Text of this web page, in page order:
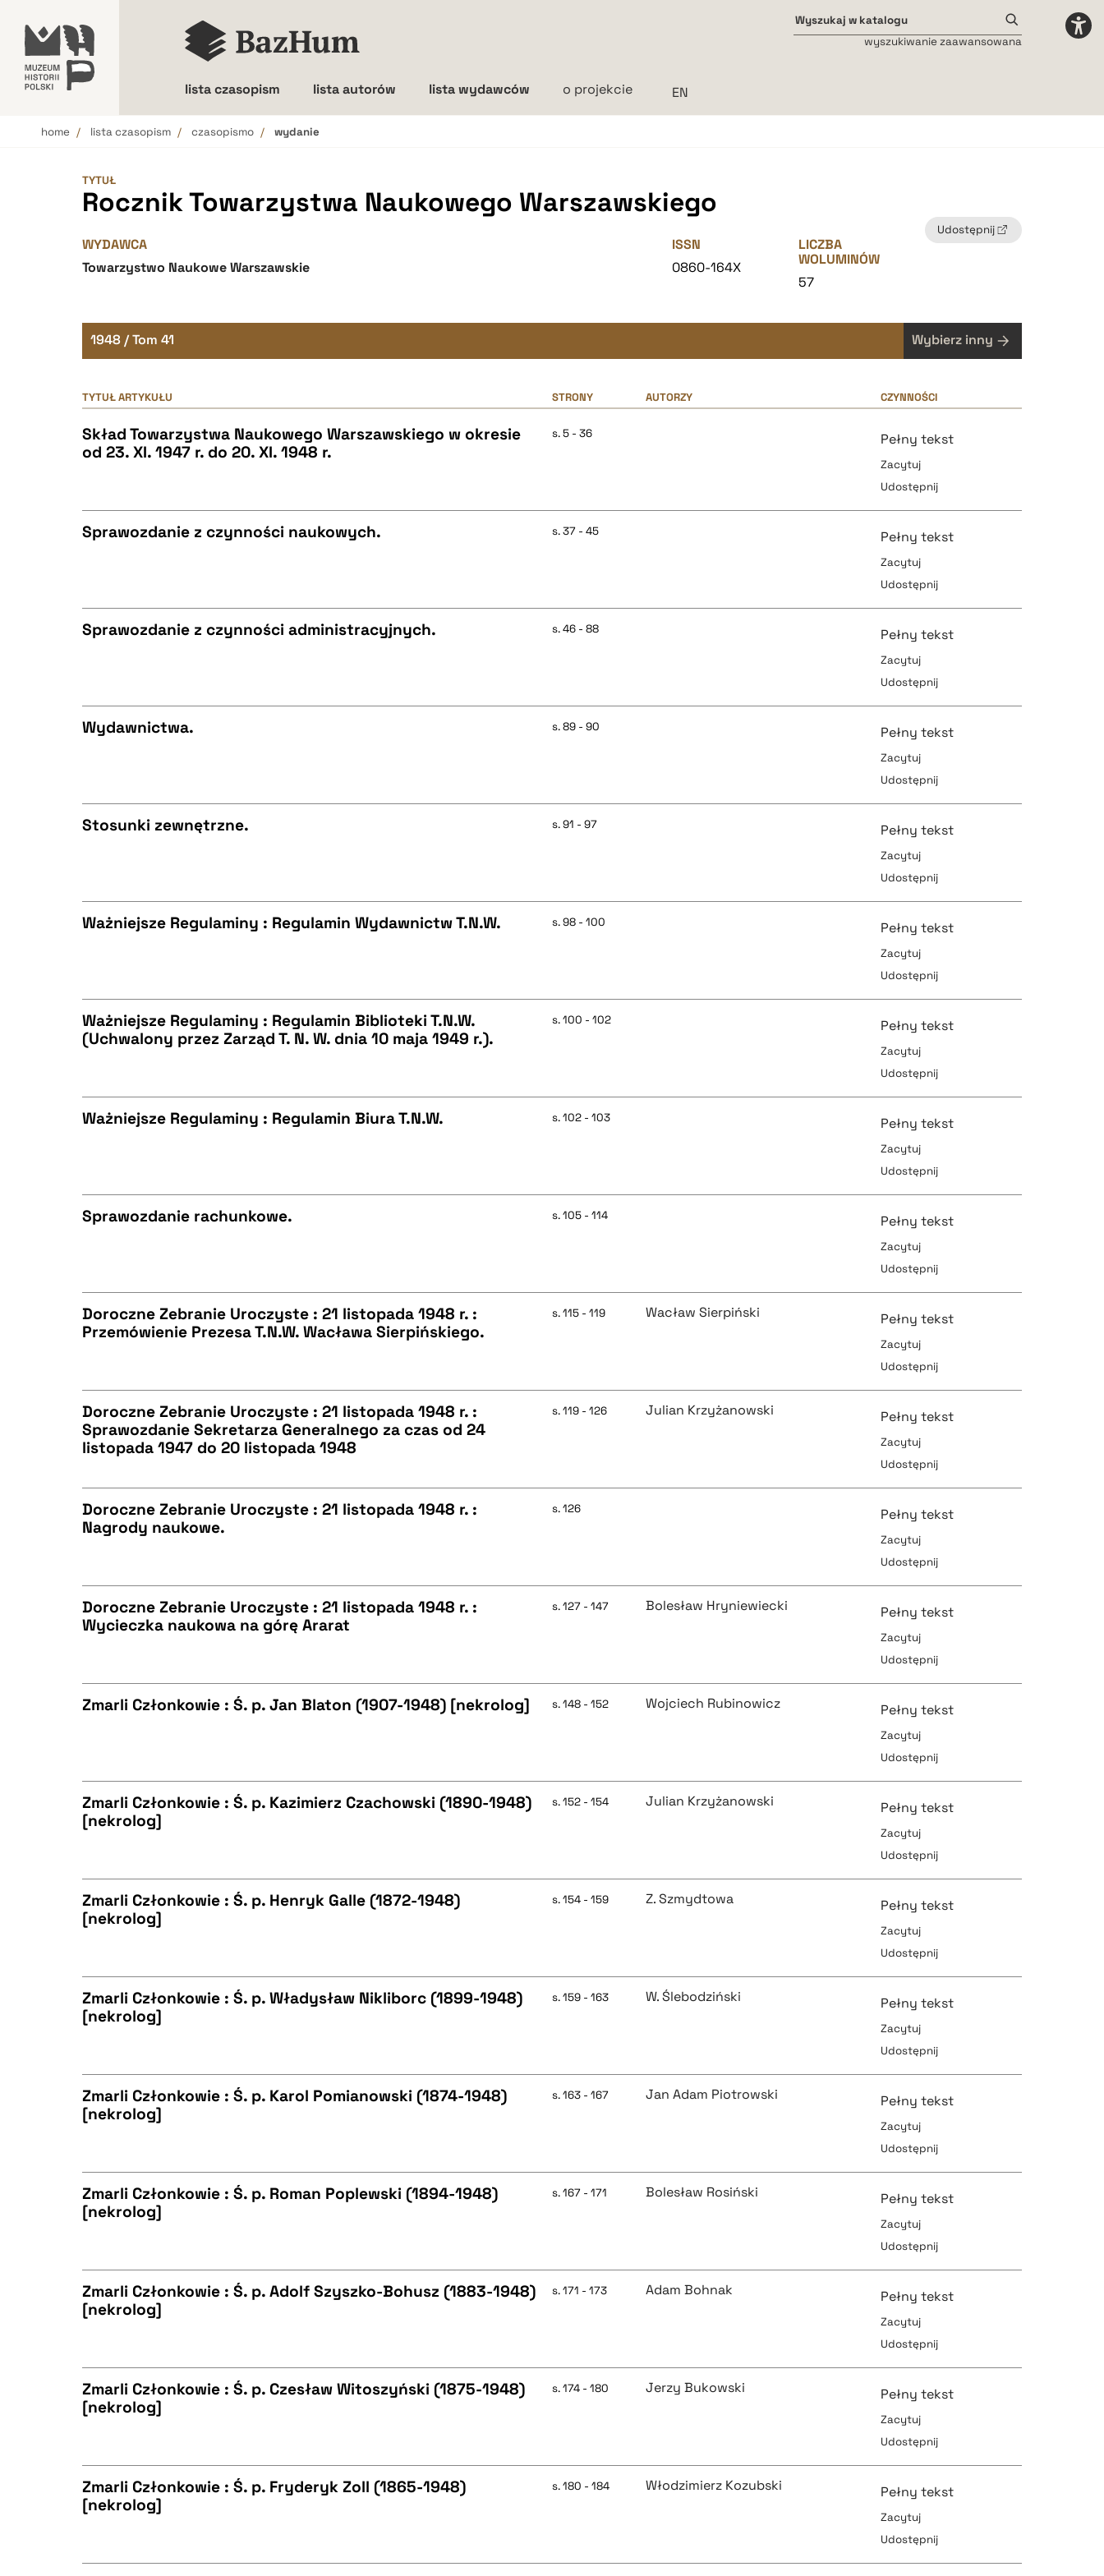
lista czasopism lista autorów lista wydawców o projekcie
wyszukiwanie zaawansowana
home lista czasopism czasopismo wydanie
TYTUŁ
Rocznik Towarzystwa Naukowego Warszawskiego
Udostępnij
WYDAWCA
Towarzystwo Naukowe Warszawskie
ISSN
0860-164X
LICZBA
WOLUMINÓW
57
1948 / Tom 41 Wybierz inny
TYTUŁ ARTYKUŁU STRONY AUTORZY CZYNNOŚCI
Skład Towarzystwa Naukowego Warszawskiego w okresie
od 23. XI. 1947 r. do 20. XI. 1948 r.
s. 5 - 36 Pełny tekst
Zacytuj
Udostępnij
pobierz cytat
Sprawozdanie z czynności naukowych. s. 37 - 45 Pełny tekst
Zacytuj
Udostępnij
pobierz cytat
Sprawozdanie z czynności administracyjnych. s. 46 - 88 Pełny tekst
Zacytuj
Udostępnij
pobierz cytat
Wydawnictwa. s. 89 - 90 Pełny tekst
Zacytuj
Udostępnij
pobierz cytat
Stosunki zewnętrzne. s. 91 - 97 Pełny tekst
Zacytuj
Udostępnij
pobierz cytat
Ważniejsze Regulaminy : Regulamin Wydawnictw T.N.W. s. 98 - 100 Pełny tekst
Zacytuj
Udostępnij
pobierz cytat
Ważniejsze Regulaminy : Regulamin Biblioteki T.N.W.
(Uchwalony przez Zarząd T. N. W. dnia 10 maja 1949 r.).
s. 100 - 102 Pełny tekst
Zacytuj
Udostępnij
pobierz cytat
Ważniejsze Regulaminy : Regulamin Biura T.N.W. s. 102 - 103 Pełny tekst
Zacytuj
Udostępnij
pobierz cytat
Sprawozdanie rachunkowe. s. 105 - 114 Pełny tekst
Zacytuj
Udostępnij
pobierz cytat
BIBTEX
Doroczne Zebranie Uroczyste : 21 listopada 1948 r. :
Przemówienie Prezesa T.N.W. Wacława Sierpińskiego.
s. 115 - 119 Wacław Sierpiński Pełny tekst
Zacytuj
Udostępnij
CZYSTY TEKST
pobierz cytat
Doroczne Zebranie Uroczyste : 21 listopada 1948 r. :
Sprawozdanie Sekretarza Generalnego za czas od 24
listopada 1947 do 20 listopada 1948
s. 119 - 126 Julian Krzyżanowski Pełny tekst
Zacytuj
Udostępnij
pobierz cytat
Doroczne Zebranie Uroczyste : 21 listopada 1948 r. :
Nagrody naukowe.
s. 126 Pełny tekst
Zacytuj
Udostępnij
pobierz cytat
Doroczne Zebranie Uroczyste : 21 listopada 1948 r. :
Wycieczka naukowa na górę Ararat
s. 127 - 147 Bolesław Hryniewiecki Pełny tekst
Zacytuj
Udostępnij
pobierz cytat
BIBTEX
Zmarli Członkowie : Ś. p. Jan Blaton (1907-1948) [nekrolog] s. 148 - 152 Wojciech Rubinowicz Pełny tekst
Zacytuj
Udostępnij
pobierz cytat
BIBTEX
Zmarli Członkowie : Ś. p. Kazimierz Czachowski (1890-1948)
[nekrolog]
s. 152 - 154 Julian Krzyżanowski Pełny tekst
Zacytuj
Udostępnij
pobierz cytat
BIBTEX
Zmarli Członkowie : Ś. p. Henryk Galle (1872-1948)
[nekrolog]
s. 154 - 159 Z. Szmydtowa Pełny tekst
Zacytuj
Udostępnij
pobierz cytat
BIBTEX
Zmarli Członkowie : Ś. p. Władysław Nikliborc (1899-1948)
[nekrolog]
s. 159 - 163 W. Ślebodziński Pełny tekst
Zacytuj
Udostępnij
pobierz cytat
BIBTEX
Zmarli Członkowie : Ś. p. Karol Pomianowski (1874-1948)
[nekrolog]
s. 163 - 167 Jan Adam Piotrowski Pełny tekst
Zacytuj
Udostępnij
pobierz cytat
BIBTEX
Zmarli Członkowie : Ś. p. Roman Poplewski (1894-1948)
[nekrolog]
s. 167 - 171 Bolesław Rosiński Pełny tekst
Zacytuj
Udostępnij
pobierz cytat
BIBTEX
Zmarli Członkowie : Ś. p. Adolf Szyszko-Bohusz (1883-1948)
[nekrolog]
s. 171 - 173 Adam Bohnak Pełny tekst
Zacytuj
Udostępnij
pobierz cytat
BIBTEX
Zmarli Członkowie : Ś. p. Czesław Witoszyński (1875-1948)
[nekrolog]
s. 174 - 180 Jerzy Bukowski Pełny tekst
Zacytuj
Udostępnij
pobierz cytat
Zmarli Członkowie : Ś. p. Fryderyk Zoll (1865-1948)
[nekrolog]
s. 180 - 184 Włodzimierz Kozubski Pełny tekst
Zacytuj
Udostępnij